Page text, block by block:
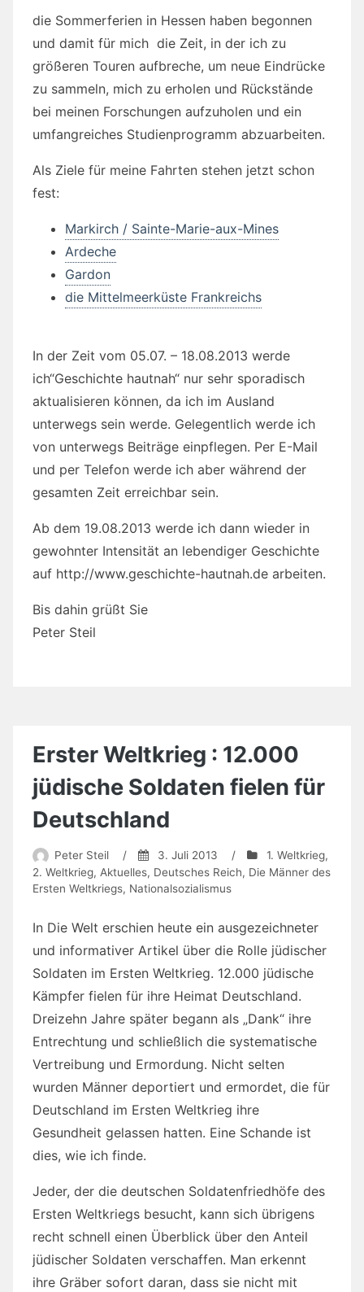
die Sommerferien in Hessen haben begonnen
und damit für mich die Zeit, in der ich zu
größeren Touren aufbreche, um neue Eindrücke
zu sammeln, mich zu erholen und Rückstände
bei meinen Forschungen aufzuholen und ein
umfangreiches Studienprogramm abzuarbeiten.
Als Ziele für meine Fahrten stehen jetzt schon
fest:
Markirch / Sainte-Marie-aux-Mines
Ardeche
Gardon
die Mittelmeerküste Frankreichs
In der Zeit vom 05.07. – 18.08.2013 werde
ich“Geschichte hautnah“ nur sehr sporadisch
aktualisieren können, da ich im Ausland
unterwegs sein werde. Gelegentlich werde ich
von unterwegs Beiträge einpflegen. Per E-Mail
und per Telefon werde ich aber während der
gesamten Zeit erreichbar sein.
Ab dem 19.08.2013 werde ich dann wieder in
gewohnter Intensität an lebendiger Geschichte
auf http://www.geschichte-hautnah.de arbeiten.
Bis dahin grüßt Sie
Peter Steil
Erster Weltkrieg : 12.000
jüdische Soldaten fielen für
Deutschland
Peter Steil / 3. Juli 2013 / 1. Weltkrieg,
2. Weltkrieg, Aktuelles, Deutsches Reich, Die Männer des
Ersten Weltkriegs, Nationalsozialismus
In Die Welt erschien heute ein ausgezeichneter
und informativer Artikel über die Rolle jüdischer
Soldaten im Ersten Weltkrieg. 12.000 jüdische
Kämpfer fielen für ihre Heimat Deutschland.
Dreizehn Jahre später begann als „Dank“ ihre
Entrechtung und schließlich die systematische
Vertreibung und Ermordung. Nicht selten
wurden Männer deportiert und ermordet, die für
Deutschland im Ersten Weltkrieg ihre
Gesundheit gelassen hatten. Eine Schande ist
dies, wie ich finde.
Jeder, der die deutschen Soldatenfriedhöfe des
Ersten Weltkriegs besucht, kann sich übrigens
recht schnell einen Überblick über den Anteil
jüdischer Soldaten verschaffen. Man erkennt
ihre Gräber sofort daran, dass sie nicht mit